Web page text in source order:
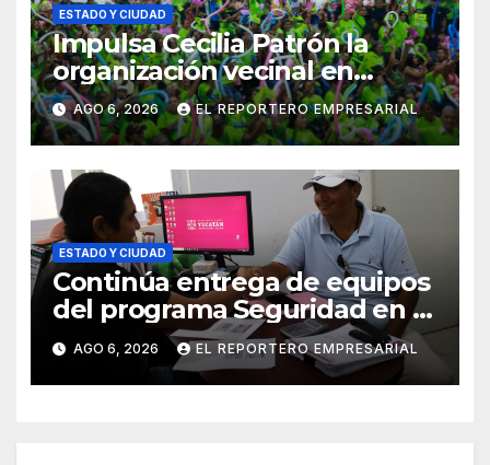
ESTADO Y CIUDAD
Impulsa Cecilia Patrón la
organización vecinal en
Mérida y suma a comités de
vigilancia en la prevención
social del delito
AGO 6, 2026 EL REPORTERO EMPRESARIAL
ESTADO Y CIUDAD
Continúa entrega de equipos
del programa Seguridad en el
Mar
AGO 6, 2026 EL REPORTERO EMPRESARIAL